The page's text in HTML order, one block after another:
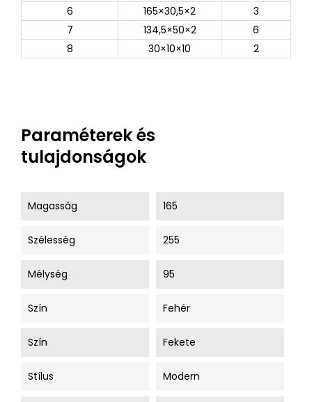
6
165×30,5×2
3
7
134,5×50×2
6
8
30×10×10 2
Paraméterek és
tulajdonságok
Magasság 165
Szélesség 255
Mélység 95
Szín Fehér
Szín Fekete
Stílus Modern